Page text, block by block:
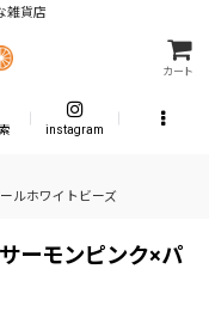
雑貨店
カート
instagram
ルホワイトビーズ
ーモンピンク×パ